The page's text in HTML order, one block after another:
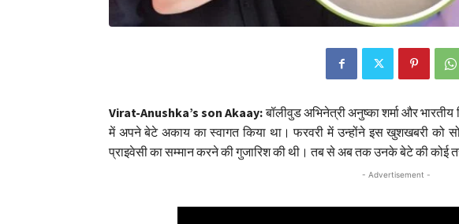
Virat-Anushka’s son Akaay:बॉलीवुड अभिनेत्री अनुष्का शर्मा और
में अपने बेटे अकाय का स्वागत किया था। फरवरी में उन्होंने इस खुशखबरी को
प्राइवेसी का सम्मान करने की गुजारिश की थी। तब से अब तक उनके बेटे की कोई
- Advertisement -